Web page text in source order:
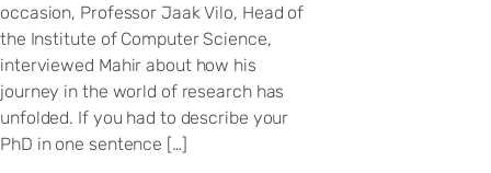
occasion, Professor Jaak Vilo, Head of
the Institute of Computer Science,
interviewed Mahir about how his
journey in the world of research has
unfolded. If you had to describe your
PhD in one sentence […]